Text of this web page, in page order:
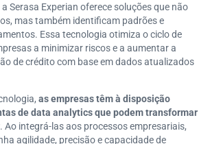
Serasa Experian oferece soluções que não
mas também identificam padrões e
Essa tecnologia otimiza o ciclo de
a minimizar riscos e a aumentar a
de crédito com base em dados atualizados
as empresas têm à disposição
de data analytics que podem transformar
. Ao integrá-las aos processos empresariais,
agilidade, precisão e capacidade de